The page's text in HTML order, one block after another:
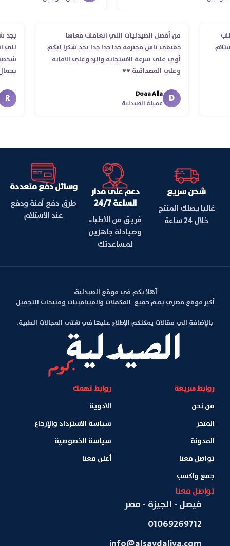
استلام
من أفضل الصيدليات اللي اتعاملت معاها
حقيقي ناس محترمه جدا جدا جدا بجد شكرا ليكم
أوي علي سرعة الاستجابه والرد وعلي الامانه
وعلي المصداقية ♥️♥️‏
D
Doaa Alla
عميلة الصيدلية
شحن سريع
غالبا يصلك المنتج
خلال 24 ساعة
دعم على مدار
الساعة 24/7
فريق من الأطباء
وصيادلة جاهزين
لمساعدتك
وسائل دفع متعددة
طرق دفع آمنة ودفع
عند الاستلام
أهلا بكم في موقع الصيدلية،
أكبر موقع مصري يضم جميع المكملات والفيتامينات ومنتجات التجميل
بالإضافة الي مقالات يمكنكم الإطلاع عليها في شتى المجالات الطبية.
روابط سريعة
من نحن
المتجر
المدونة
تواصل معنا
جمع واكسب
روابط تهمك
الادوية
سياسة الاسترداد والإرجاع
سياسة الخصوصية
أعلن معنا
تواصل معنا
فيصل - الجيزة - مصر
01069269712